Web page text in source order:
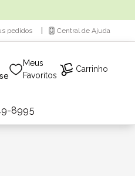
pedidos Central de Ajuda
Meus
Favoritos
Carrinho
8995